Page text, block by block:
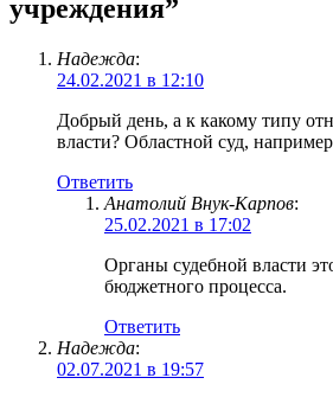
учреждения”
Надежда:
24.02.2021 в 12:10
Добрый день, а к какому типу
власти? Областной суд,
Ответить
Анатолий Внук-Карпов:
25.02.2021 в 17:02
Органы судебной власти
бюджетного процесса.
Ответить
Надежда:
02.07.2021 в 19:57